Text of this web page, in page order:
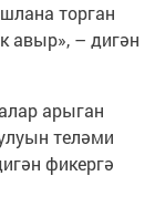
торган
авыр», – дигән
арыган
теләми
фикергә